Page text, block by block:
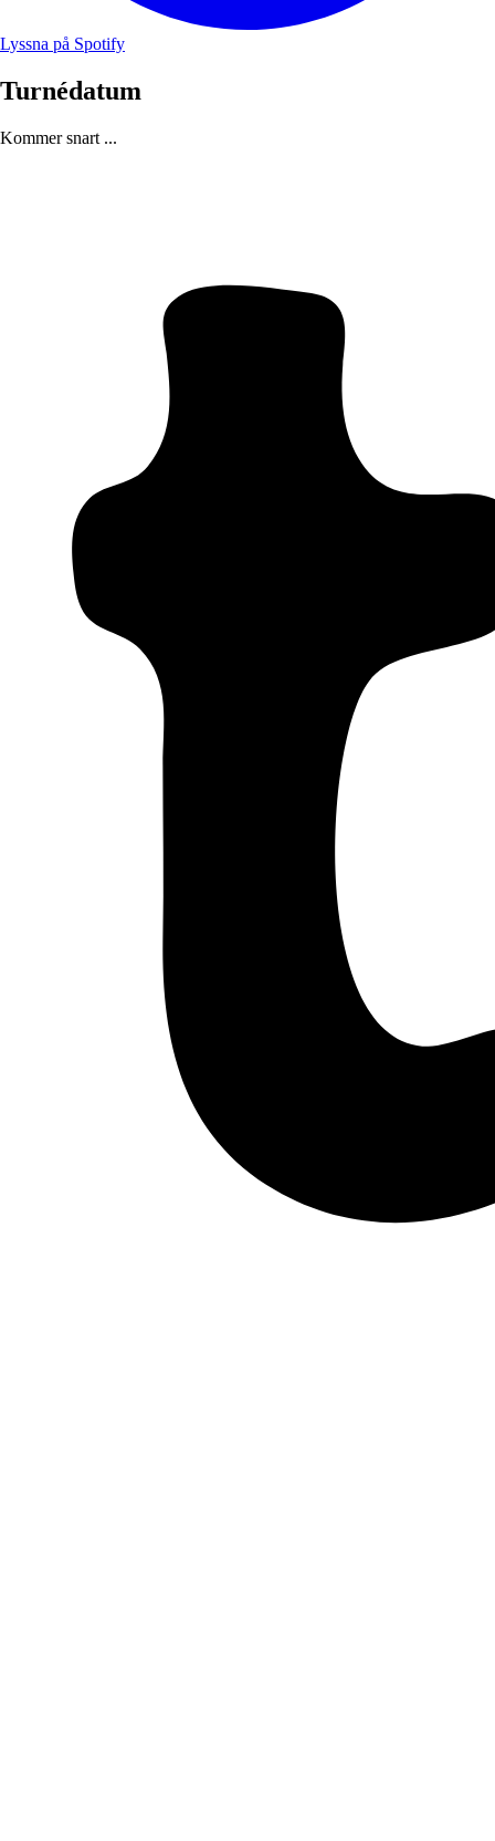
Lyssna på Spotify
Turnédatum
Kommer snart ...